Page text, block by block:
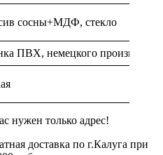
сосны+МДФ, стекло
ПВХ, немецкого
нужен только адрес!
доставка по г.Калуга при